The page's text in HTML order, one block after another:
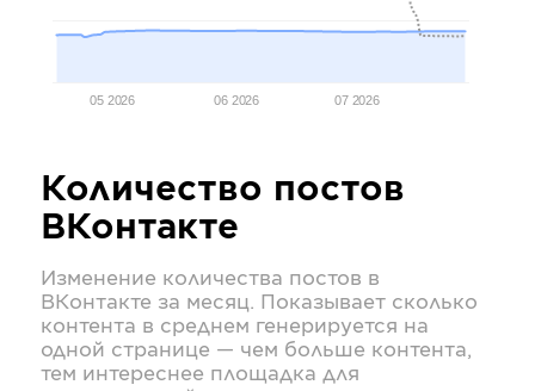
05 2026 06 2026 07 2026
Количество постов
ВКонтакте
Изменение количества постов в
ВКонтакте за месяц. Показывает сколько
контента в среднем генерируется на
одной странице — чем больше контента,
тем интереснее площадка для